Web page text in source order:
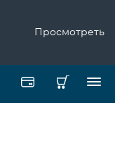
Просмотреть